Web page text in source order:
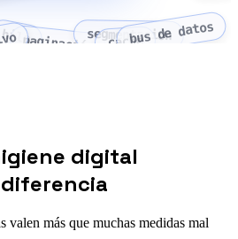
hilopaginaciónsegmentación
cachébus de datos
digital
valen más que muchas medidas mal